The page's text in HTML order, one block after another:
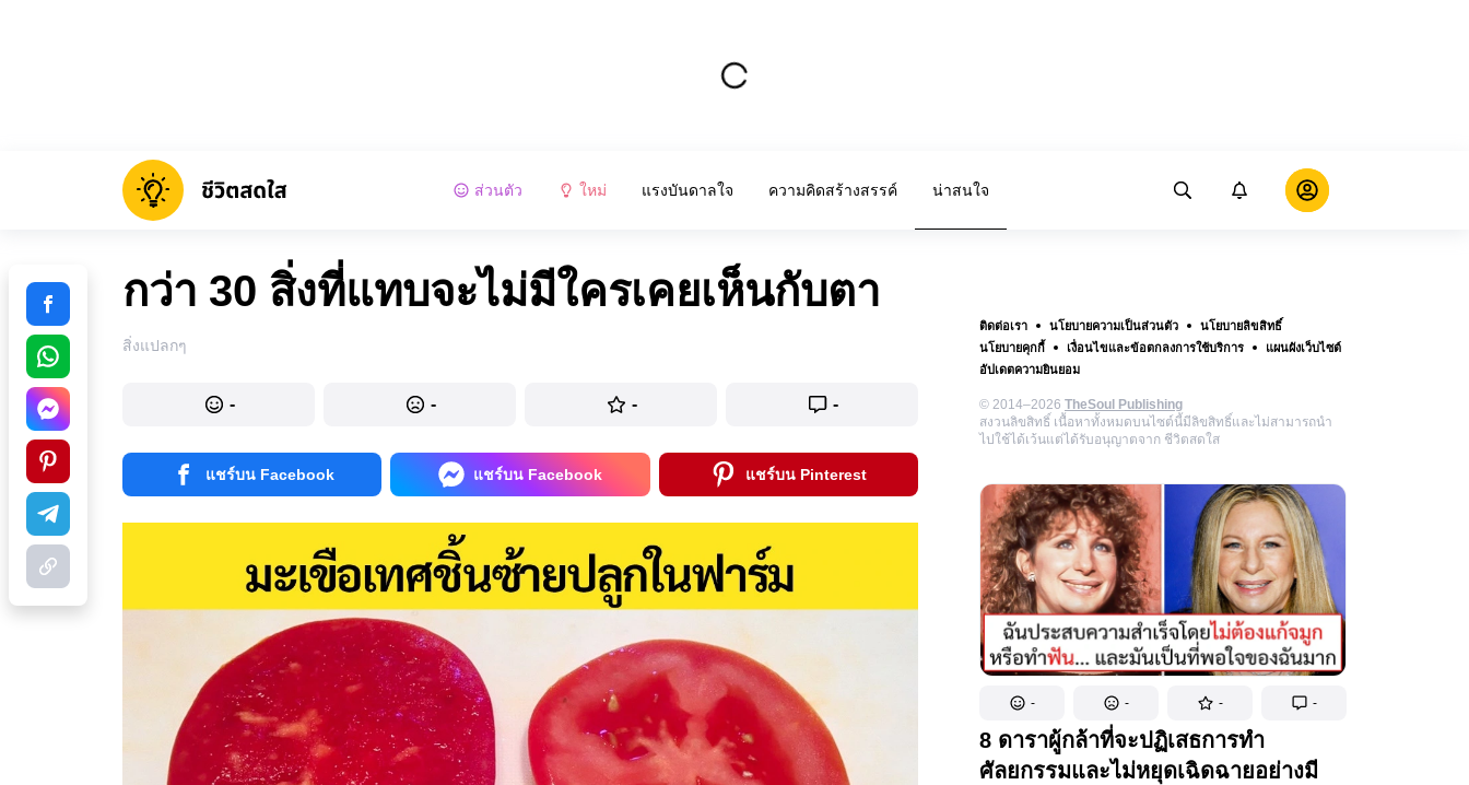
ส่วนตัว ใหม่ แรงบันดาลใจ ความคิดสร้างสรรค์ น่าสนใจ
ติดต่อเรา นโยบายความเป็นส่วนตัว
นโยบายลิขสิทธิ์
นโยบายคุกกี้
เงื่อนไขและข้อตกลงการใช้บริการ
แผนผังเว็บไซต์
อัปเดตความยินยอม
© 2014–2026 TheSoul Publishing
สงวนลิขสิทธิ์ เนื้อหาทั้งหมดบนไซต์นี้มีลิขสิทธิ์และไม่สามารถนำ
ไปใช้ได้เว้นแต่ได้รับอนุญาตจาก ชีวิตสดใส
- - - -
8 ดาราผู้กล้าที่จะปฏิเสธการทำ
ศัลยกรรมและไม่หยุดเฉิดฉายอย่างมี
กว่า 30 สิ่งที่แทบจะไม่มีใครเคยเห็นกับตา
สิ่งแปลกๆ
- - - -
แชร์บน Facebook แชร์บน Facebook แชร์บน Pinterest